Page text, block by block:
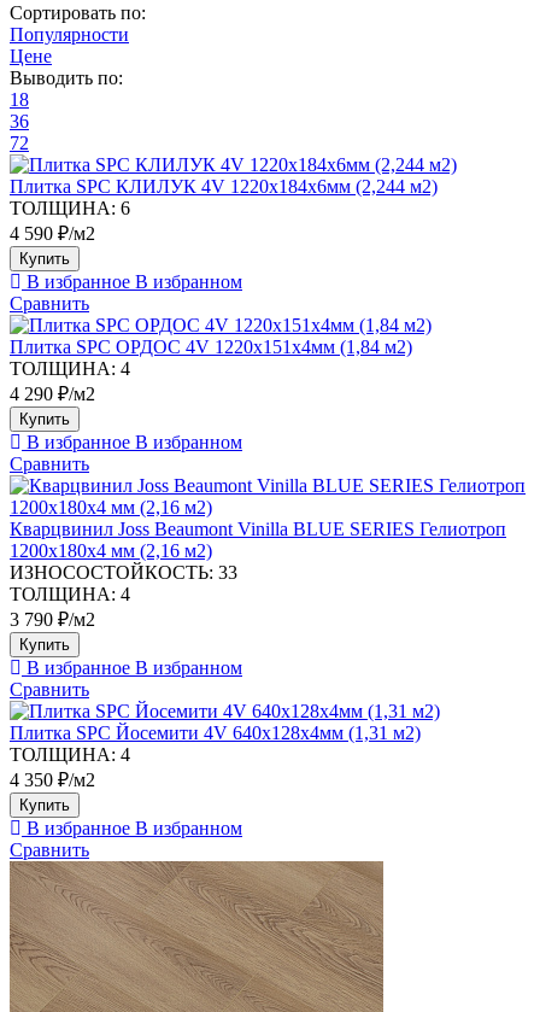
Сортировать по:
Популярности
Цене
Выводить по:
18
36
72
Плитка SPC КЛИЛУК 4V 1220х184х6мм (2,244 м2)
ТОЛЩИНА: 6
4 590 ₽/м2
Купить
В избранное В избранном
Сравнить
Плитка SPC ОРДОС 4V 1220х151х4мм (1,84 м2)
ТОЛЩИНА: 4
4 290 ₽/м2
Купить
В избранное В избранном
Сравнить
Кварцвинил Joss Beaumont Vinilla BLUE SERIES Гелиотроп
1200х180х4 мм (2,16 м2)
ИЗНОСОСТОЙКОСТЬ: 33
ТОЛЩИНА: 4
3 790 ₽/м2
Купить
В избранное В избранном
Сравнить
Плитка SPC Йосемити 4V 640х128х4мм (1,31 м2)
ТОЛЩИНА: 4
4 350 ₽/м2
Купить
В избранное В избранном
Сравнить